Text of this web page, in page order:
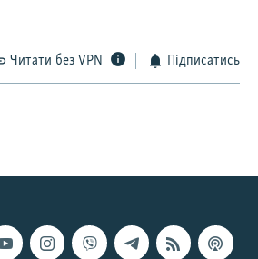
Читати без VPN Підписатись